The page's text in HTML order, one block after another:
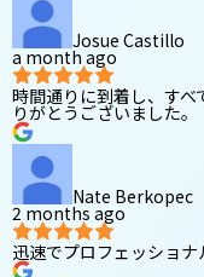
Josue Castillo
a month ago
時間通りに到着し、す
りがとうございました。
Nate Berkopec
2 months ago
迅速でプロフェッショナ